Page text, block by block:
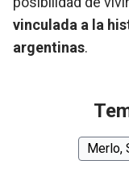
vinculada a la
argentinas.
Merlo,